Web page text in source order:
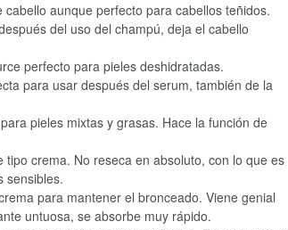
cabello aunque perfecto para cabellos teñidos.
del uso del champú, deja el cabello
perfecto para pieles deshidratadas.
para usar después del serum, también de la
pieles mixtas y grasas. Hace la función de
tipo crema. No reseca en absoluto, con lo que es
sensibles.
para mantener el bronceado. Viene genial
untuosa, se absorbe muy rápido.